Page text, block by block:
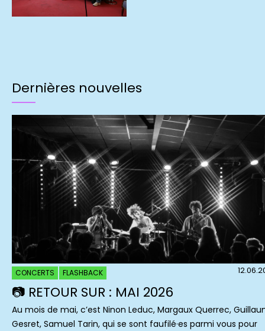
Dernières nouvelles
CONCERTS FLASHBACK
📷 RETOUR SUR : MAI 2026
Au mois de mai, c’est Ninon Leduc, Margaux Querrec,
Gesret, Samuel Tarin, qui se sont faufilé·es parmi vous pour